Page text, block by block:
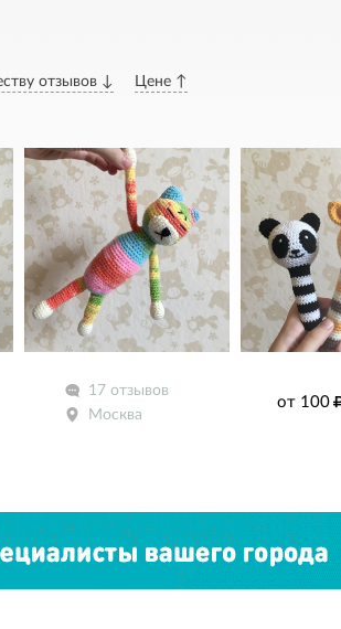
отзывов ↓ Цене ↑
17 отзывов
Москва
от 100